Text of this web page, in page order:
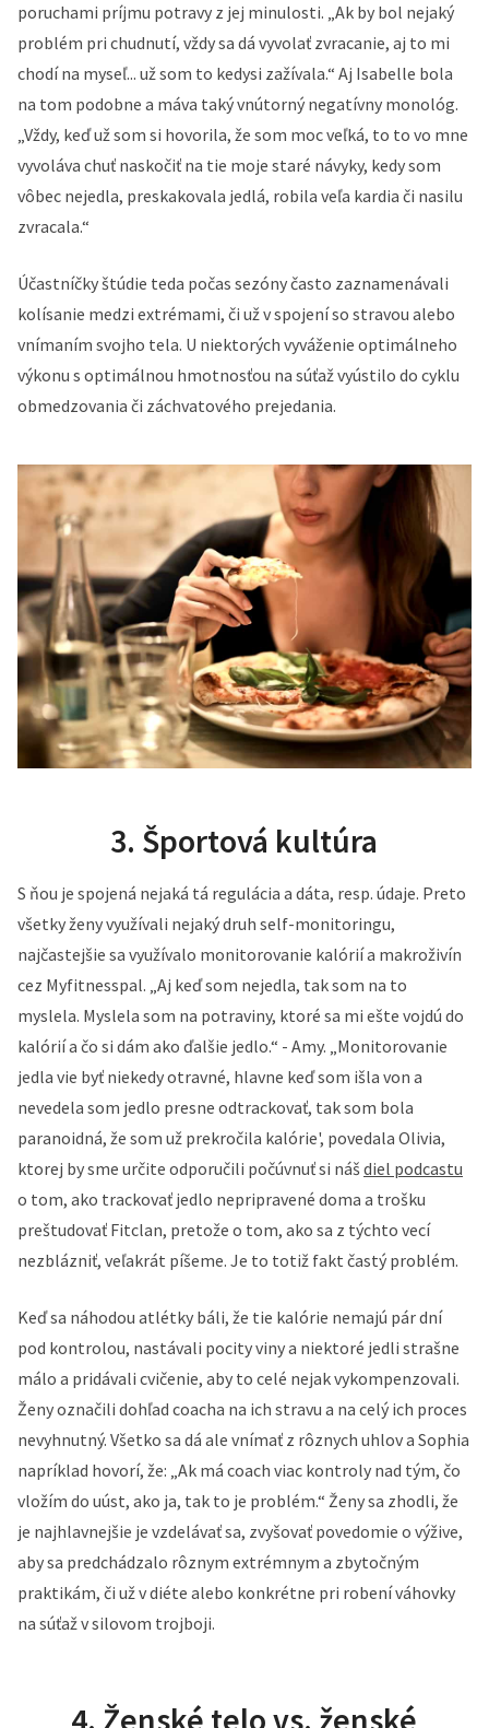
poruchami príjmu potravy z jej minulosti. „Ak by bol nejaký
problém pri chudnutí, vždy sa dá vyvolať zvracanie, aj to mi
chodí na myseľ... už som to kedysi zažívala.“ Aj Isabelle bola
na tom podobne a máva taký vnútorný negatívny monológ.
„Vždy, keď už som si hovorila, že som moc veľká, to to vo mne
vyvoláva chuť naskočiť na tie moje staré návyky, kedy som
vôbec nejedla, preskakovala jedlá, robila veľa kardia či nasilu
zvracala.“
Účastníčky štúdie teda počas sezóny často zaznamenávali
kolísanie medzi extrémami, či už v spojení so stravou alebo
vnímaním svojho tela. U niektorých vyváženie optimálneho
výkonu s optimálnou hmotnosťou na súťaž vyústilo do cyklu
obmedzovania či záchvatového prejedania.
3. Športová kultúra
S ňou je spojená nejaká tá regulácia a dáta, resp. údaje. Preto
všetky ženy využívali nejaký druh self-monitoringu,
najčastejšie sa využívalo monitorovanie kalórií a makroživín
cez Myfitnesspal. „Aj keď som nejedla, tak som na to
myslela. Myslela som na potraviny, ktoré sa mi ešte vojdú do
kalórií a čo si dám ako ďalšie jedlo.“ - Amy. „Monitorovanie
jedla vie byť niekedy otravné, hlavne keď som išla von a
nevedela som jedlo presne odtrackovať, tak som bola
paranoidná, že som už prekročila kalórie', povedala Olivia,
ktorej by sme určite odporučili počúvnuť si náš diel podcastu
o tom, ako trackovať jedlo nepripravené doma a trošku
preštudovať Fitclan, pretože o tom, ako sa z týchto vecí
nezblázniť, veľakrát píšeme. Je to totiž fakt častý problém.
Keď sa náhodou atlétky báli, že tie kalórie nemajú pár dní
pod kontrolou, nastávali pocity viny a niektoré jedli strašne
málo a pridávali cvičenie, aby to celé nejak vykompenzovali.
Ženy označili dohľad coacha na ich stravu a na celý ich proces
nevyhnutný. Všetko sa dá ale vnímať z rôznych uhlov a Sophia
napríklad hovorí, že: „Ak má coach viac kontroly nad tým, čo
vložím do uúst, ako ja, tak to je problém.“ Ženy sa zhodli, že
je najhlavnejšie je vzdelávať sa, zvyšovať povedomie o výžive,
aby sa predchádzalo rôznym extrémnym a zbytočným
praktikám, či už v diéte alebo konkrétne pri robení váhovky
na súťaž v silovom trojboji.
4. Ženské telo vs. ženské